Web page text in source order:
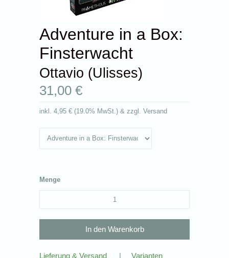
Adventure in a Box:
Finsterwacht
Ottavio (Ulisses)
31,00 €
inkl.4,95 € (19.0% MwSt.) & zzgl. Versand
Menge
Lieferung & Versand | Varianten